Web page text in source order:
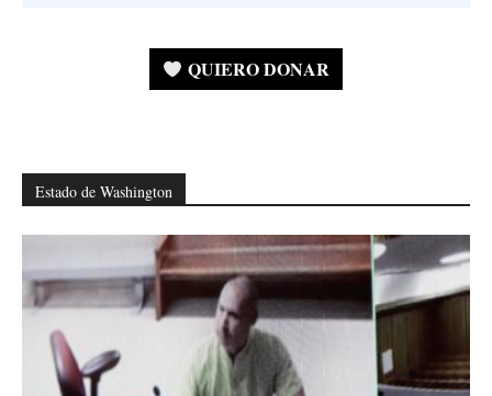
QUIERO DONAR
Estado de Washington